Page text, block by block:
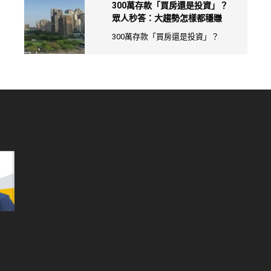
300萬存款「買房還是投資」？
眾人秒答：大趨勢怎樣都穩賺
300萬存款「買房還是投資」？